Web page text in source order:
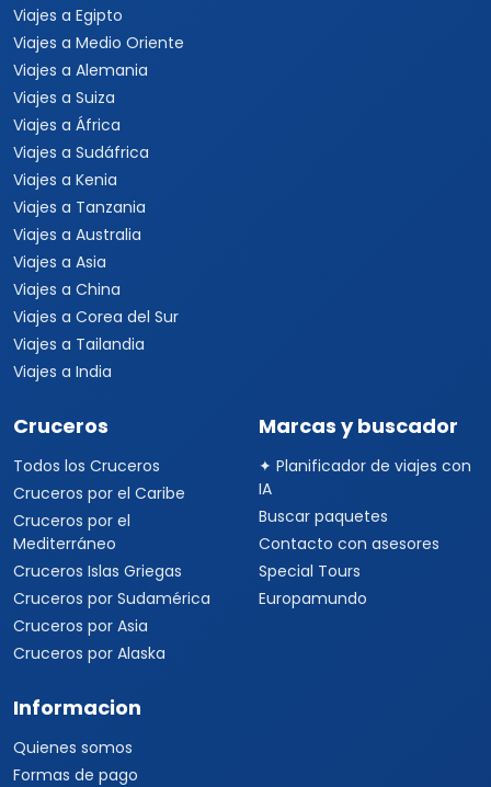
Viajes a Egipto
Viajes a Medio Oriente
Viajes a Alemania
Viajes a Suiza
Viajes a África
Viajes a Sudáfrica
Viajes a Kenia
Viajes a Tanzania
Viajes a Australia
Viajes a Asia
Viajes a China
Viajes a Corea del Sur
Viajes a Tailandia
Viajes a India
Cruceros
Todos los Cruceros
Cruceros por el Caribe
Cruceros por el
Mediterráneo
Cruceros Islas Griegas
Cruceros por Sudamérica
Cruceros por Asia
Cruceros por Alaska
Marcas y buscador
✦ Planificador de viajes con
IA
Buscar paquetes
Contacto con asesores
Special Tours
Europamundo
Informacion
Quienes somos
Formas de pago